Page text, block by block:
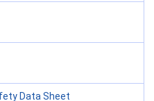
Data Sheet